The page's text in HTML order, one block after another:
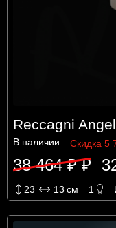
Reccagni
В наличии Скидка 5
38 464 ₽ ₽
23 13 см 1